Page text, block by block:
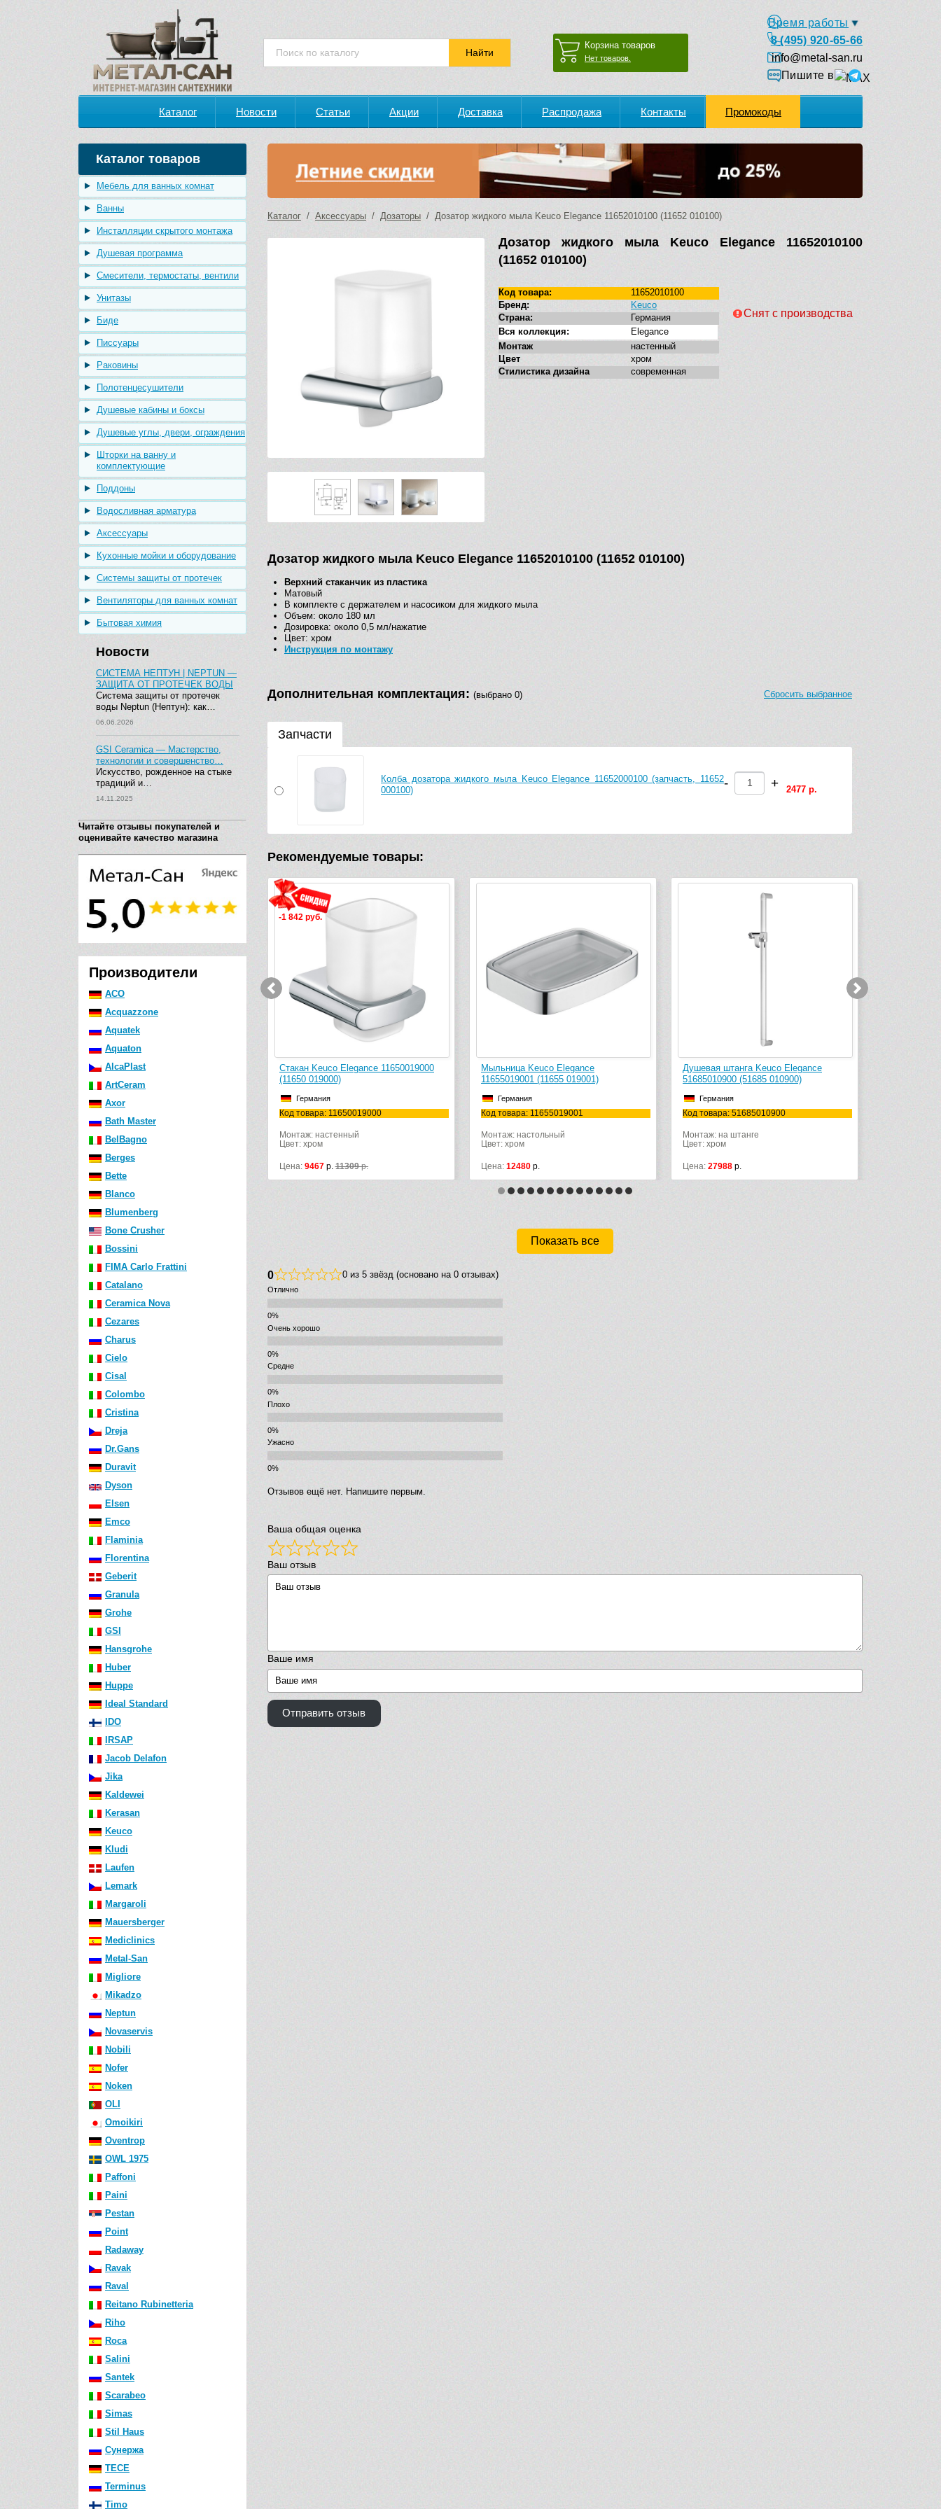
Корзина товаров
Нет товаров.
Время работы
8 (495) 920-65-66
info@metal-san.ru
Пишите в
Каталог Новости Статьи Акции Доставка Распродажа Контакты Промокоды
Каталог товаров
Мебель для ванных комнат
Ванны
Инсталляции скрытого монтажа
Душевая программа
Смесители, термостаты, вентили
Унитазы
Биде
Писсуары
Раковины
Полотенцесушители
Душевые кабины и боксы
Душевые углы, двери, ограждения
Шторки на ванну и
комплектующие
Поддоны
Водосливная арматура
Аксессуары
Кухонные мойки и оборудование
Системы защиты от протечек
Вентиляторы для ванных комнат
Бытовая химия
Новости
СИСТЕМА НЕПТУН | NEPTUN —
ЗАЩИТА ОТ ПРОТЕЧЕК ВОДЫ
Система защиты от протечек
воды Neptun (Нептун): как…
06.06.2026
GSI Ceramica — Мастерство,
технологии и совершенство…
Искусство, рожденное на стыке
традиций и…
14.11.2025
Читайте отзывы покупателей и
оценивайте качество магазина
Производители
ACO
Acquazzone
Aquatek
Aquaton
AlcaPlast
ArtCeram
Axor
Bath Master
BelBagno
Berges
Bette
Blanco
Blumenberg
Bone Crusher
Bossini
FIMA Carlo Frattini
Catalano
Ceramica Nova
Cezares
Charus
Cielo
Cisal
Colombo
Cristina
Dreja
Dr.Gans
Duravit
Dyson
Elsen
Emco
Flaminia
Florentina
Geberit
Granula
Grohe
GSI
Hansgrohe
Huber
Huppe
Ideal Standard
IDO
IRSAP
Jacob Delafon
Jika
Kaldewei
Kerasan
Keuco
Kludi
Laufen
Lemark
Margaroli
Mauersberger
Mediclinics
Metal-San
Migliore
Mikadzo
Neptun
Novaservis
Nobili
Nofer
Noken
OLI
Omoikiri
Oventrop
OWL 1975
Paffoni
Paini
Pestan
Point
Radaway
Ravak
Raval
Reitano Rubinetteria
Riho
Roca
Salini
Santek
Scarabeo
Simas
Stil Haus
Сунержа
TECE
Terminus
Timo
Каталог / Аксессуары / Дозаторы / Дозатор жидкого мыла Keuco Elegance 11652010100 (11652 010100)
Дозатор жидкого мыла Keuco Elegance 11652010100
(11652 010100)
Снят с производства
Код товара:
11652010100
Бренд:
Keuco
Страна:
Германия
Вся коллекция:
Elegance
Монтаж
настенный
Цвет
хром
Стилистика дизайна
современная
Дозатор жидкого мыла Keuco Elegance 11652010100 (11652 010100)
Верхний стаканчик из пластика
Матовый
В комплекте с держателем и насосиком для жидкого мыла
Объем: около 180 мл
Дозировка: около 0,5 мл/нажатие
Цвет: хром
Инструкция по монтажу
Дополнительная комплектация: (выбрано 0) Сбросить выбранное
Запчасти
Колба дозатора жидкого мыла Keuco Elegance 11652000100 (запчасть, 11652
000100)
- + 2477 р.
Рекомендуемые товары:
-1 517 руб.
Стакан Keuco Elegance 11650019001
(11650 019001)
Германия
Монтаж: настольный
Цвет: хром
-1 842 руб.
Стакан Keuco Elegance 11650019000
(11650 019000)
Германия
Код товара: 11650019000
Монтаж: настенный
Цвет: хром
Цена: 9467р.11309р.
Мыльница Keuco Elegance
11655019001 (11655 019001)
Германия
Код товара: 11655019001
Монтаж: настольный
Цвет: хром
Цена: 12480р.
Душевая штанга Keuco Elegance
51685010900 (51685 010900)
Германия
Код товара: 51685010900
Монтаж: на штанге
Цвет: хром
Цена: 27988р.
Показать все
0 0 из 5 звёзд (основано на 0 отзывах)
Отлично
Очень хорошо
Средне
Плохо
Ужасно
Отзывов ещё нет. Напишите первым.
Ваша общая оценка
Ваш отзыв
Ваше имя
Отправить отзыв